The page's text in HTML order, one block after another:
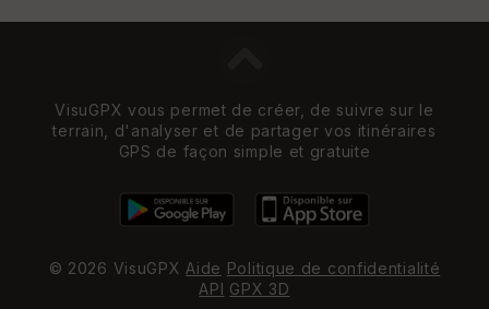
VisuGPX vous permet de créer, de suivre sur le
terrain, d'analyser et de partager vos itinéraires
GPS de façon simple et gratuite
© 2026 VisuGPX Aide Politique de confidentialité
API GPX 3D